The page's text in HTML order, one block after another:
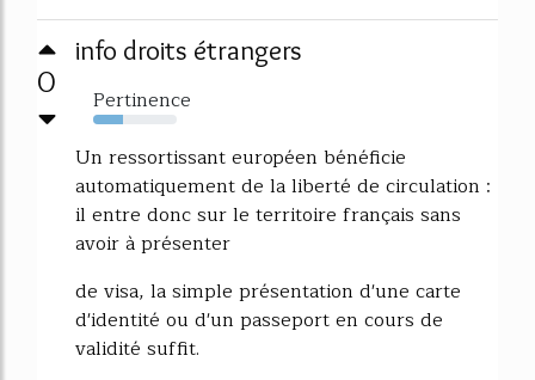
0
info droits étrangers
Pertinence
35%
Un ressortissant européen bénéficie
automatiquement de la liberté de circulation :
il entre donc sur le territoire français sans
avoir à présenter
de visa, la simple présentation d'une carte
d'identité ou d'un passeport en cours de
validité suffit.